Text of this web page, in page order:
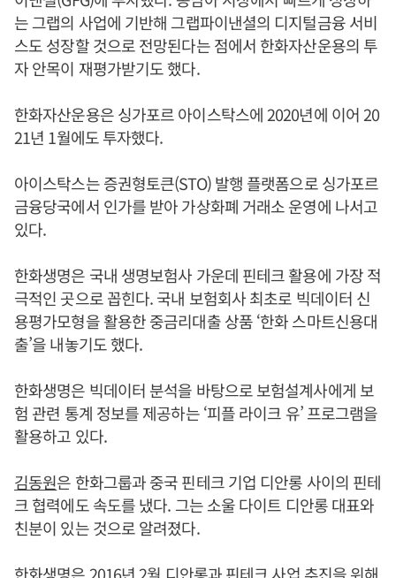
는 그랩의 사업에 기반해 그랩파이낸셜의 디지털금융 서비
스도 성장할 것으로 전망된다는 점에서 한화자산운용의 투
자 안목이 재평가받기도 했다.
한화자산운용은 싱가포르 아이스탁스에 2020년에 이어 20
21년 1월에도 투자했다.
아이스탁스는 증권형토큰(STO) 발행 플랫폼으로 싱가포르
금융당국에서 인가를 받아 가상화폐 거래소 운영에 나서고
있다.
한화생명은 국내 생명보험사 가운데 핀테크 활용에 가장 적
극적인 곳으로 꼽힌다. 국내 보험회사 최초로 빅데이터 신
용평가모형을 활용한 중금리대출 상품 ‘한화 스마트신용대
출’을 내놓기도 했다.
한화생명은 빅데이터 분석을 바탕으로 보험설계사에게 보
험 관련 통계 정보를 제공하는 ‘피플 라이크 유’ 프로그램을
활용하고 있다.
김동원은 한화그룹과 중국 핀테크 기업 디안롱 사이의 핀테
크 협력에도 속도를 냈다. 그는 소울 다이트 디안롱 대표와
친분이 있는 것으로 알려졌다.
한화생명은 2016년 2월 디안롱과 핀테크 사업 추진을 위해